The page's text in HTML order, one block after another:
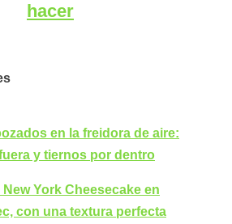
hacer
en la freidora de aire:
y tiernos por dentro
New York Cheesecake en
con una textura perfecta